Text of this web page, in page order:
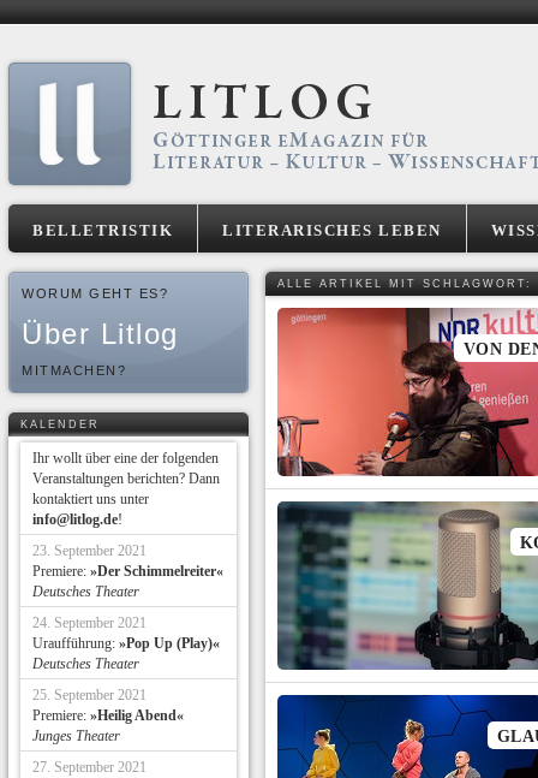
BELLETRISTIK LITERARISCHES LEBEN
ALLE ARTIKEL MIT
VON
WORUM GEHT ES?
Über Litlog
MITMACHEN?
KALENDER
Ihr wollt über eine der folgenden
Veranstaltungen berichten? Dann
kontaktiert uns unter
info@litlog.de!
23. September 2021
Premiere: »Der Schimmelreiter«
Deutsches Theater
24. September 2021
Uraufführung: »Pop Up (Play)«
Deutsches Theater
25. September 2021
Premiere: »Heilig Abend«
Junges Theater
27. September 2021